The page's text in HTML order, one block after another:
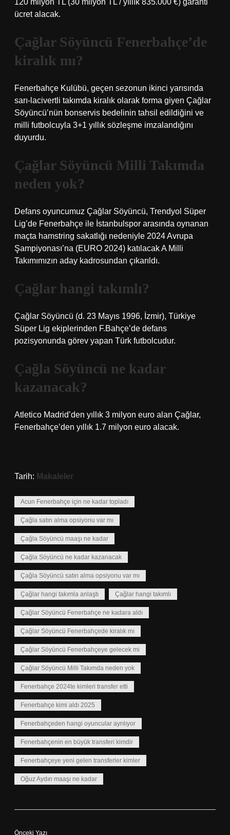
120 milyon TL (30 milyon TL / yıllık 835.000 €) garanti
ücret alacak.
Çağlar Söyüncü Fenerbahçe’de
kiralık mı?
Fenerbahçe Kulübü, geçen sezonun ikinci yarısında
sarı-lacivertli takımda kiralık olarak forma giyen Çağlar
Söyüncü’nün bonservis bedelinin tahsil edildiğini ve
milli futbolcuyla 3+1 yıllık sözleşme imzalandığını
duyurdu.
Çağlar Söyüncü Milli Takımda
neden yok?
Defans oyuncumuz Çağlar Söyüncü, Trendyol Süper
Lig’de Fenerbahçe ile İstanbulspor arasında oynanan
maçta hamstring sakatlığı nedeniyle 2024 Avrupa
Şampiyonası’na (EURO 2024) katılacak A Milli
Takımımızın aday kadrosundan çıkarıldı.
Çağlar hangi takımlı?
Çağlar Söyüncü (d. 23 Mayıs 1996, İzmir), Türkiye
Süper Lig ekiplerinden F.Bahçe’de defans
pozisyonunda görev yapan Türk futbolcudur.
Çağla Söyüncü ne kadar
kazanacak?
Atletico Madrid’den yıllık 3 milyon euro alan Çağlar,
Fenerbahçe’den yıllık 1.7 milyon euro alacak.
Tarih: Makaleler
Acun Fenerbahçe için ne kadar topladı
Çağla satın alma opsiyonu var mı
Çağla Söyüncü maaşı ne kadar
Çağla Söyüncü ne kadar kazanacak
Çağla Söyüncü satın alma opsiyonu var mı
Çağlar hangi takımla anlaştı Çağlar hangi takımlı
Çağlar Söyüncü Fenerbahçe ne kadara aldı
Çağlar Söyüncü Fenerbahçede kiralık mı
Çağlar Söyüncü Fenerbahçeye gelecek mi
Çağlar Söyüncü Milli Takımda neden yok
Fenerbahçe 2024te kimleri transfer etti
Fenerbahçe kimi aldı 2025
Fenerbahçeden hangi oyuncular ayrılıyor
Fenerbahçenin en büyük transferi kimdir
Fenerbahçeye yeni gelen transferler kimler
Oğuz Aydın maaşı ne kadar
Önceki Yazı